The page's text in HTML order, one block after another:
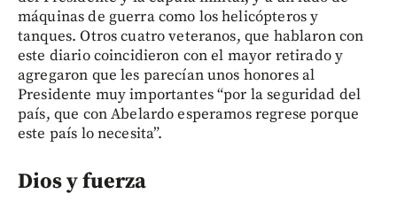
máquinas de guerra como los helicópteros y
tanques. Otros cuatro veteranos, que hablaron con
este diario coincidieron con el mayor retirado y
agregaron que les parecían unos honores al
Presidente muy importantes “por la seguridad del
país, que con Abelardo esperamos regrese porque
este país lo necesita”.
Dios y fuerza